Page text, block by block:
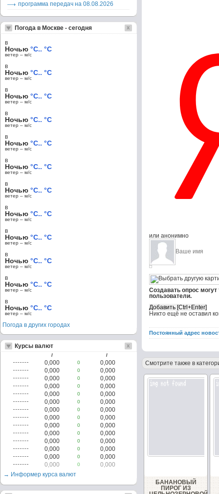
или анонимно
Создавать опрос
пользователи.
Никто ещё не оставил
Постоянный адрес
Смотрите также в
БАНАНОВЫЙ
ПИРОГ ИЗ
программа передач на 08.08.2026
Погода в Москве - сегодня
в
Ночью °C.. °C
ветер – м/c
в
Ночью °C.. °C
ветер – м/c
в
Ночью °C.. °C
ветер – м/c
в
Ночью °C.. °C
ветер – м/c
в
Ночью °C.. °C
ветер – м/c
в
Ночью °C.. °C
ветер – м/c
в
Ночью °C.. °C
ветер – м/c
в
Ночью °C.. °C
ветер – м/c
в
Ночью °C.. °C
ветер – м/c
в
Ночью °C.. °C
ветер – м/c
в
Ночью °C.. °C
ветер – м/c
в
Ночью °C.. °C
ветер – м/c
Погода в других городах
Курсы валют
/ /
0,000 0
0,000
0,000
0
0,000
0,000
0
0,000
0,000
0
0,000
0,000
0
0,000
0,000
0
0,000
0,000
0
0,000
0,000
0
0,000
0,000
0
0,000
0,000
0
0,000
0,000
0
0,000
0,000
0
0,000
0,000
0
0,000
0,000
0
0,000
→ Информер курса валют